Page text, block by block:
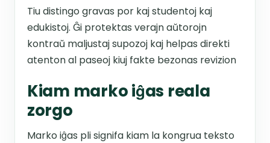
Tiu distingo gravas por kaj studentoj kaj
edukistoj. Ĝi protektas verajn aŭtorojn
kontraŭ maljustaj supozoj kaj helpas direkti
atenton al paseoj kiuj fakte bezonas revizion
Kiam marko iĝas reala
zorgo
Marko iĝas pli signifa kiam la kongrua teksto